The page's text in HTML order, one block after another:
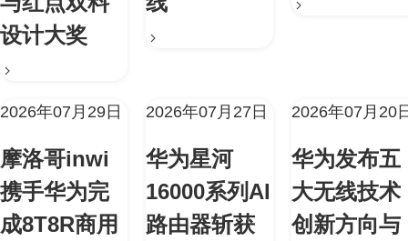
设计大奖
2026年07月29日
摩洛哥inwi
携手华为完
成8T8R商用
2026年07月27日
华为星河
16000系列AI
路由器斩获
2026年07月20
华为发布五
大无线技术
创新方向与